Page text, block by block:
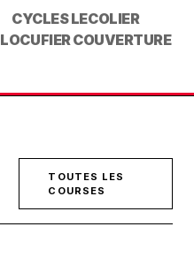
CYCLES LECOLIER
LOCUFIER COUVERTURE
TOUTES LES
COURSES